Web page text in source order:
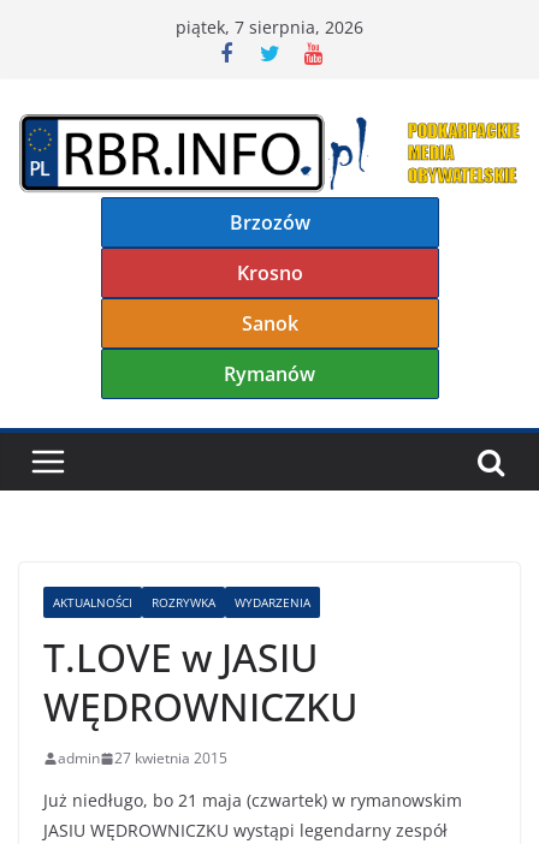
piątek, 7 sierpnia, 2026
Brzozów
Krosno
Sanok
Rymanów
AKTUALNOŚCI ROZRYWKA WYDARZENIA
T.LOVE w JASIU
WĘDROWNICZKU
admin 27 kwietnia 2015
Już niedługo, bo 21 maja (czwartek) w rymanowskim
JASIU WĘDROWNICZKU wystąpi legendarny zespół